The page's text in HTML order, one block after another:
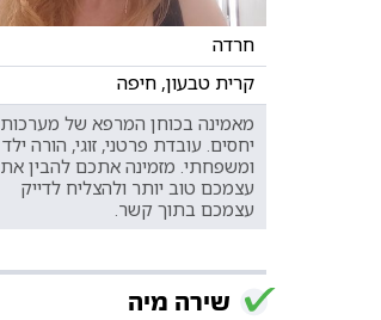
חרדה
קרית טבעון, חיפה
מאמינה בכוחן המרפא של מערכות
יחסים. עובדת פרטני, זוגי, הורה ילד
ומשפחתי. מזמינה אתכם להבין את
עצמכם טוב יותר ולהצליח לדייק
עצמכם בתוך קשר.
שירה מיה